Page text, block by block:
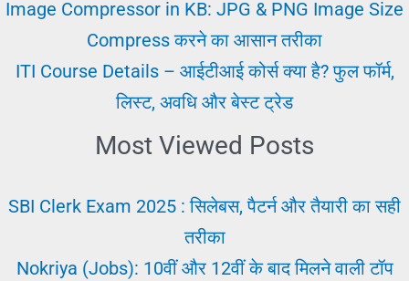
महत्वपूर्ण
Image Compressor in KB: JPG & PNG Image Size
Compress करने का आसान तरीका
ITI Course Details – आईटीआई कोर्स क्या है? फुल फॉर्म,
लिस्ट, अवधि और बेस्ट ट्रेड
Most Viewed Posts
SBI Clerk Exam 2025 : सिलेबस, पैटर्न और तैयारी का सही
तरीका
Nokriya (Jobs): 10वीं और 12वीं के बाद मिलने वाली टॉप